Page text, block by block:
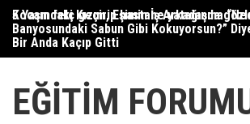
Skip
content
Kocam felç geçirip hastane yatağında
5 Yaşındaki Kızım, Eşimin İş Arkadaşına
Banyosundaki Sabun Gibi Kokuyorsun?”
Bir Anda Kaçıp Gitti
EĞITIM